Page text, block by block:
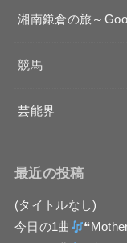
湘南鎌倉の旅～
競馬
芸能界
最近の投稿
(タイトルなし)
今日の1曲